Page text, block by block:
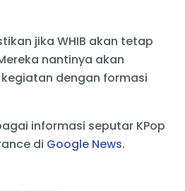
jika WHIB akan tetap
nantinya akan
dengan formasi
informasi seputar KPop
di Google News.